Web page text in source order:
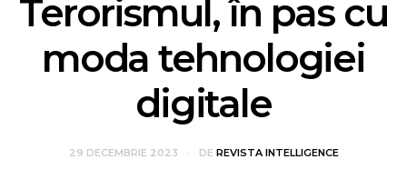
Terorismul, în pas cu
moda tehnologiei
digitale
29 DECEMBRIE 2023 DE REVISTA INTELLIGENCE